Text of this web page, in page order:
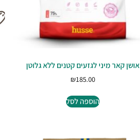
אושן קאר מיני לגזעים קטנים ללא גלוטן
₪185.00
הוספה לסל